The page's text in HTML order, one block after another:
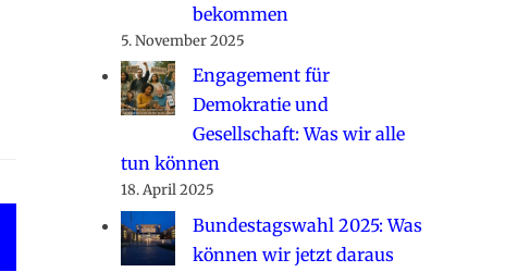
bekommen
5. November 2025
Engagement für
Demokratie und
Gesellschaft: Was wir alle
tun können
18. April 2025
Bundestagswahl 2025: Was
können wir jetzt daraus